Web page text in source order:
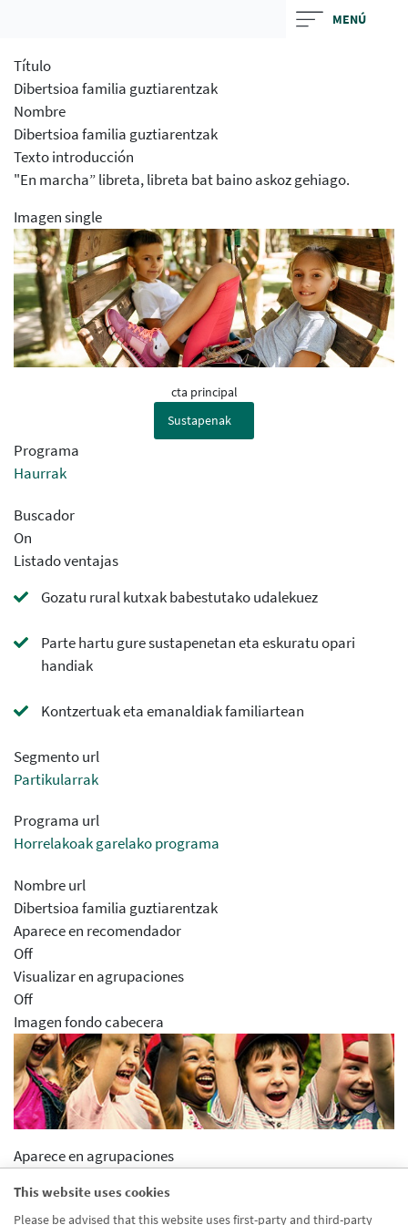
This website uses cookies
Please be advised that this website uses first-party and third-party
contentt
MENÚ
Título
Dibertsioa familia guztiarentzak
Nombre
Dibertsioa familia guztiarentzak
Texto introducción
"En marcha” libreta, libreta bat baino askoz gehiago.
Imagen single
cta principal
Sustapenak
Programa
Haurrak
Buscador
On
Listado ventajas
Gozatu rural kutxak babestutako udalekuez
Parte hartu gure sustapenetan eta eskuratu opari
handiak
Kontzertuak eta emanaldiak familiartean
Segmento url
Partikularrak
Programa url
Horrelakoak garelako programa
Nombre url
Dibertsioa familia guztiarentzak
Aparece en recomendador
Off
Visualizar en agrupaciones
Off
Imagen fondo cabecera
Aparece en agrupaciones
Aparece en distribuidor